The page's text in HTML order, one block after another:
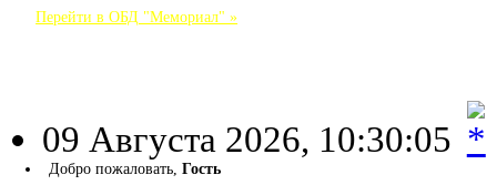
Перейти в ОБД "Мемориал" »
09 Августа 2026, 10:30:05
Добро пожаловать,Гость